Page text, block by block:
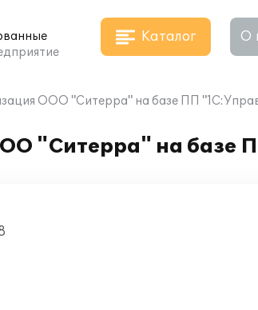
Каталог О
ООО "Ситерра" на базе ПП
"Ситерра" на базе